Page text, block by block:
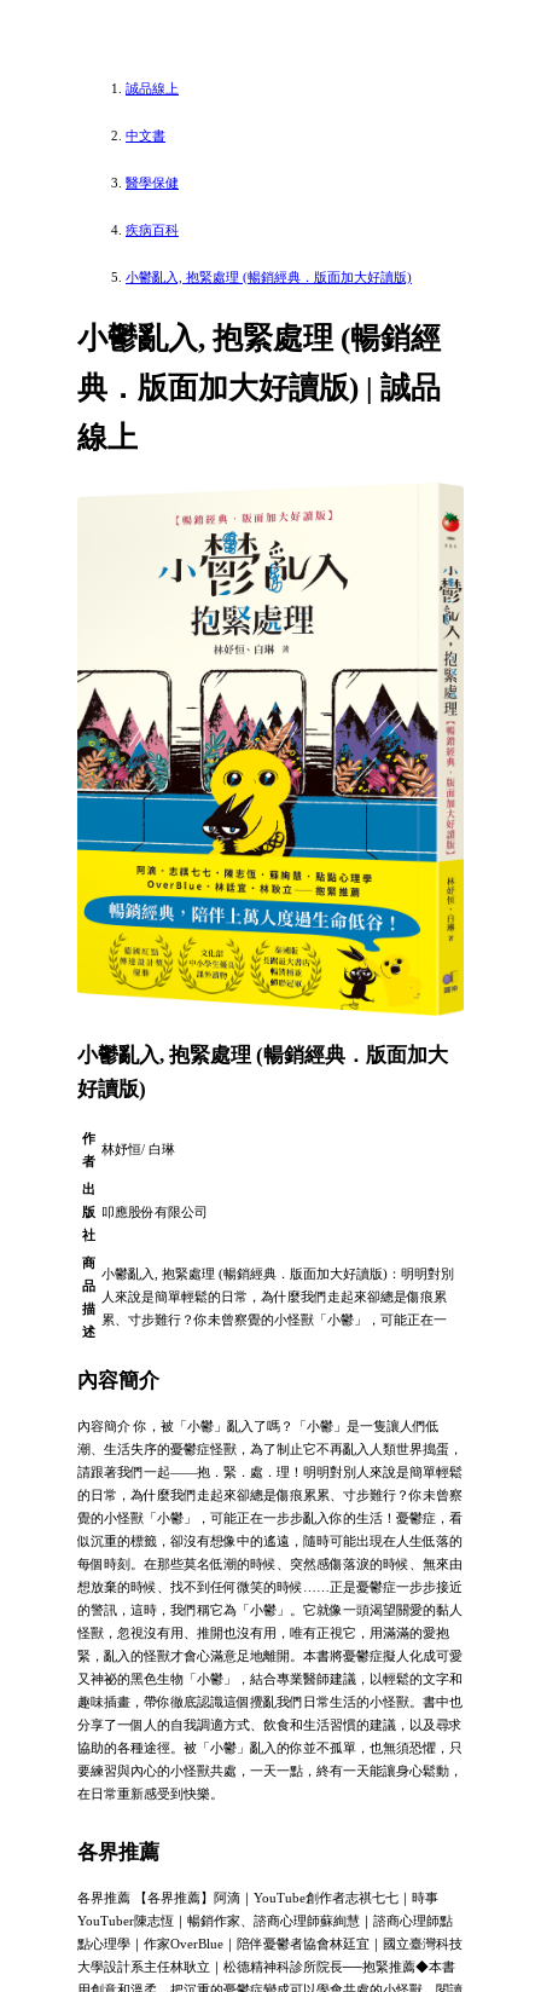
誠品線上
中文書
醫學保健
疾病百科
小鬱亂入, 抱緊處理 (暢銷經典．版面加大好讀版)
小鬱亂入, 抱緊處理 (暢銷經
典．版面加大好讀版) | 誠品
線上
小鬱亂入, 抱緊處理 (暢銷經典．版面加大
好讀版)
作
者
林妤恒/ 白琳
出
版
社
叩應股份有限公司
商
品
描
述
小鬱亂入, 抱緊處理 (暢銷經典．版面加大好讀版)：明明對別
人來說是簡單輕鬆的日常，為什麼我們走起來卻總是傷痕累
累、寸步難行？你未曾察覺的小怪獸「小鬱」，可能正在一
內容簡介
內容簡介 你，被「小鬱」亂入了嗎？「小鬱」是一隻讓人們低
潮、生活失序的憂鬱症怪獸，為了制止它不再亂入人類世界搗蛋，
請跟著我們一起——抱．緊．處．理！明明對別人來說是簡單輕鬆
的日常，為什麼我們走起來卻總是傷痕累累、寸步難行？你未曾察
覺的小怪獸「小鬱」，可能正在一步步亂入你的生活！憂鬱症，看
似沉重的標籤，卻沒有想像中的遙遠，隨時可能出現在人生低落的
每個時刻。在那些莫名低潮的時候、突然感傷落淚的時候、無來由
想放棄的時候、找不到任何微笑的時候……正是憂鬱症一步步接近
的警訊，這時，我們稱它為「小鬱」。它就像一頭渴望關愛的黏人
怪獸，忽視沒有用、推開也沒有用，唯有正視它，用滿滿的愛抱
緊，亂入的怪獸才會心滿意足地離開。本書將憂鬱症擬人化成可愛
又神祕的黑色生物「小鬱」，結合專業醫師建議，以輕鬆的文字和
趣味插畫，帶你徹底認識這個攪亂我們日常生活的小怪獸。書中也
分享了一個人的自我調適方式、飲食和生活習慣的建議，以及尋求
協助的各種途徑。被「小鬱」亂入的你並不孤單，也無須恐懼，只
要練習與內心的小怪獸共處，一天一點，終有一天能讓身心鬆動，
在日常重新感受到快樂。
各界推薦
各界推薦 【各界推薦】阿滴｜YouTube創作者志祺七七｜時事
YouTuber陳志恆｜暢銷作家、諮商心理師蘇絢慧｜諮商心理師點
點心理學｜作家OverBlue｜陪伴憂鬱者協會林廷宜｜國立臺灣科技
大學設計系主任林耿立｜松德精神科診所院長──抱緊推薦◆本書